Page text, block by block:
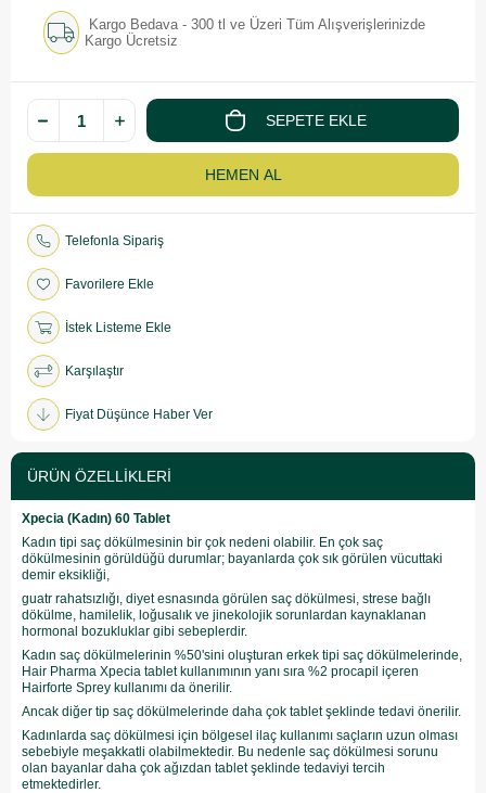
Kargo Bedava - 300 tl ve Üzeri Tüm Alışverişlerinizde
Kargo Ücretsiz
Telefonla Sipariş
Favorilere Ekle
İstek Listeme Ekle
Karşılaştır
Fiyat Düşünce Haber Ver
ÜRÜN ÖZELLIKLERI
Xpecia (Kadın) 60 Tablet
Kadın tipi saç dökülmesinin bir çok nedeni olabilir. En çok saç
dökülmesinin görüldüğü durumlar; bayanlarda çok sık görülen vücuttaki
demir eksikliği,
guatr rahatsızlığı, diyet esnasında görülen saç dökülmesi, strese bağlı
dökülme, hamilelik, loğusalık ve jinekolojik sorunlardan kaynaklanan
hormonal bozukluklar gibi sebeplerdir.
Kadın saç dökülmelerinin %50'sini oluşturan erkek tipi saç dökülmelerinde,
Hair Pharma Xpecia tablet kullanımının yanı sıra %2 procapil içeren
Hairforte Sprey kullanımı da önerilir.
Ancak diğer tip saç dökülmelerinde daha çok tablet şeklinde tedavi önerilir.
Kadınlarda saç dökülmesi için bölgesel ilaç kullanımı saçların uzun olması
sebebiyle meşakkatli olabilmektedir. Bu nedenle saç dökülmesi sorunu
olan bayanlar daha çok ağızdan tablet şeklinde tedaviyi tercih
etmektedirler.